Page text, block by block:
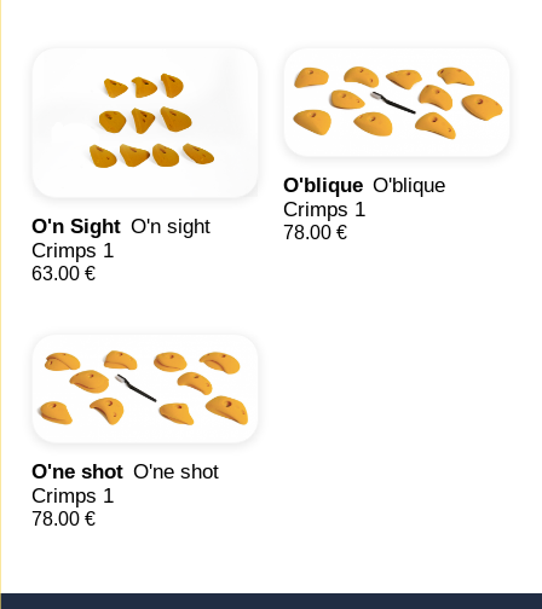
O'n Sight O'n sight
Crimps 1
63.00 €
O'blique O'blique
Crimps 1
78.00 €
O'ne shot O'ne shot
Crimps 1
78.00 €